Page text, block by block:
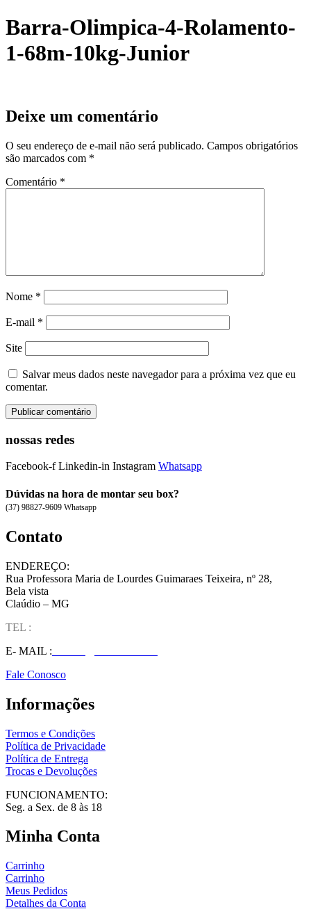
Barra-Olimpica-4-Rolamento-
1-68m-10kg-Junior
Deixe um comentário
O seu endereço de e-mail não será publicado. Campos obrigatórios
são marcados com *
Comentário *
Nome *
E-mail *
Site
Salvar meus dados neste navegador para a próxima vez que eu
comentar.
nossas redes
Facebook-f Linkedin-in Instagram Whatsapp
Dúvidas na hora de montar seu box?
(37) 98827-9609 Whatsapp
Contato
ENDEREÇO:
Rua Professora Maria de Lourdes Guimaraes Teixeira, nº 28,
Bela vista
Claúdio – MG
TEL :
E- MAIL :
Fale Conosco
Informações
Termos e Condições
Política de Privacidade
Política de Entrega
Trocas e Devoluções
FUNCIONAMENTO:
Seg. a Sex. de 8 às 18
Minha Conta
Carrinho
Carrinho
Meus Pedidos
Detalhes da Conta